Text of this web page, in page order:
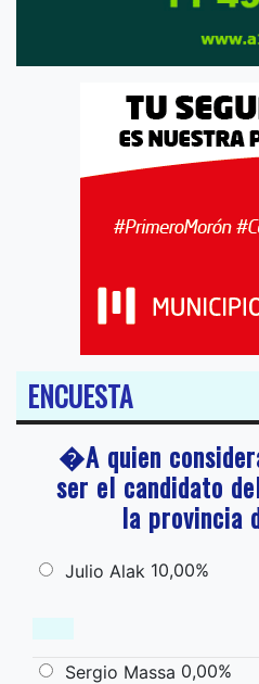
ENCUESTA
�A quien
ser el candidato
la provincia
Julio Alak 10,00%
Sergio Massa 0,00%